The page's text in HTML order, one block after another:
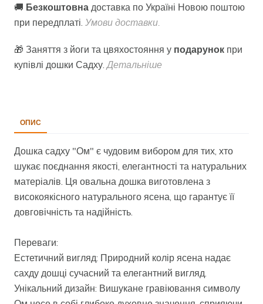
🚚 Безкоштовна доставка по Україні Новою поштою
при передплаті. Умови доставки.
🎁 Заняття з йоги та цвяхостояння у подарунок при
купівлі дошки Садху. Детальніше
ОПИС
Дошка садху "Ом" є чудовим вибором для тих, хто
шукає поєднання якості, елегантності та натуральних
матеріалів. Ця овальна дошка виготовлена з
високоякісного натурального ясена, що гарантує її
довговічність та надійність.
Переваги:
Естетичний вигляд: Природний колір ясена надає
сахду дошці сучасний та елегантний вигляд.
Унікальний дизайн: Вишукане гравіювання символу